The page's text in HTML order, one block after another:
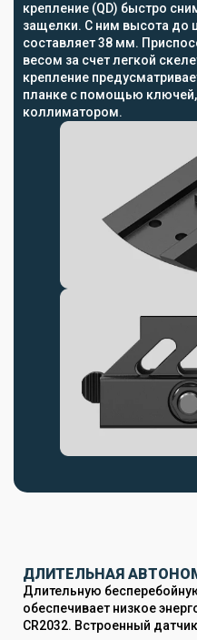
крепление (QD) быстро
защелки. С ним высота до
составляет 38 мм.
весом за счет легкой
крепление
планке с помощью
коллиматором.
ДЛИТЕЛЬНАЯ
Длительную
обеспечивает низкое
CR2032. Встроенный